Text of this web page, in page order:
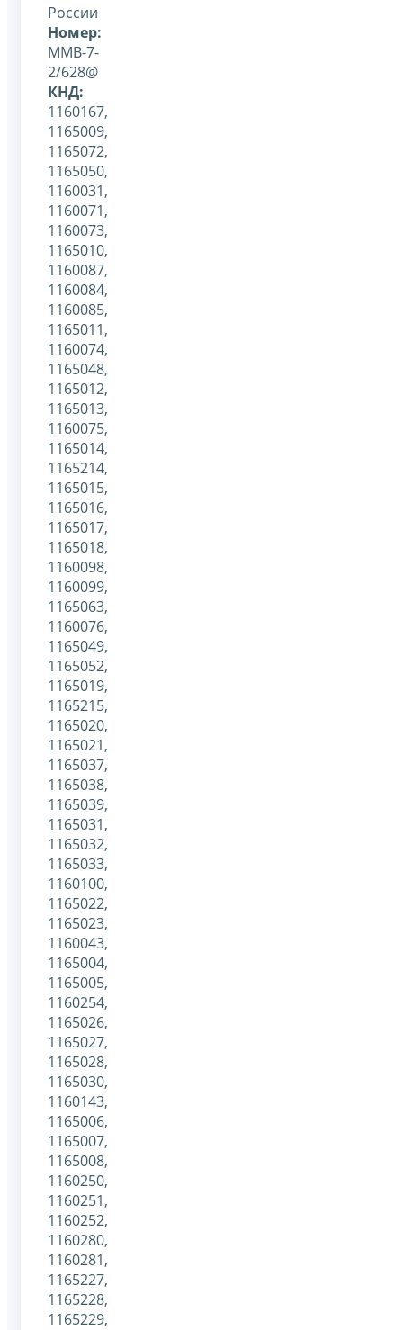
России
Номер:
ММВ-7-
2/628@
КНД:
1160167,
1165009,
1165072,
1165050,
1160031,
1160071,
1160073,
1165010,
1160087,
1160084,
1160085,
1165011,
1160074,
1165048,
1165012,
1165013,
1160075,
1165014,
1165214,
1165015,
1165016,
1165017,
1165018,
1160098,
1160099,
1165063,
1160076,
1165049,
1165052,
1165019,
1165215,
1165020,
1165021,
1165037,
1165038,
1165039,
1165031,
1165032,
1165033,
1160100,
1165022,
1165023,
1160043,
1165004,
1165005,
1160254,
1165026,
1165027,
1165028,
1165030,
1160143,
1165006,
1165007,
1165008,
1160250,
1160251,
1160252,
1160280,
1160281,
1165227,
1165228,
1165229,